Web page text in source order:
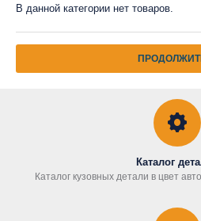
В данной категории нет товаров.
Каталог
Каталог кузовных детали в цвет